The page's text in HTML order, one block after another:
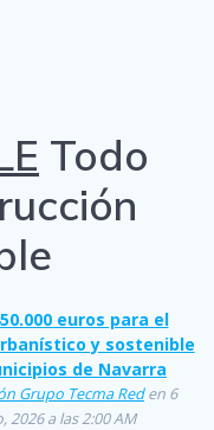
Todo
euros para el
y sostenible
de Navarra
Grupo Tecma Reden 6
2026 a las 2:00 AM